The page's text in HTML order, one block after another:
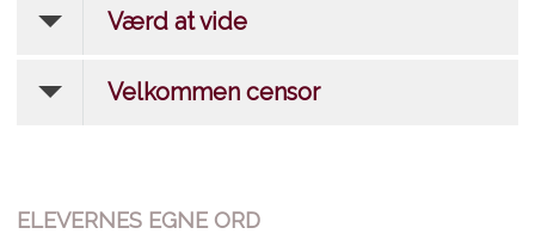
Værd at vide
Velkommen censor
ELEVERNES EGNE ORD